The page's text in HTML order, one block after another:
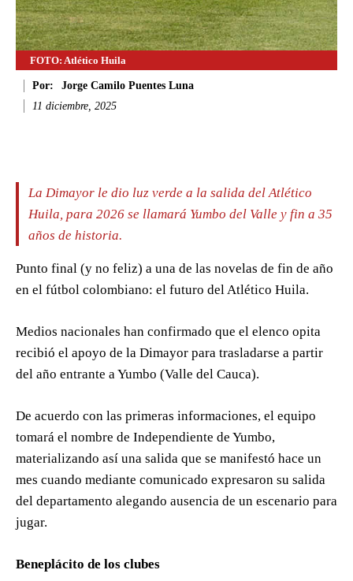
FOTO: Atlético Huila
Por:
Jorge Camilo Puentes Luna
11 diciembre, 2025
La Dimayor le dio luz verde a la salida del Atlético
Huila, para 2026 se llamará Yumbo del Valle y fin a 35
años de historia.
Punto final (y no feliz) a una de las novelas de fin de año
en el fútbol colombiano: el futuro del Atlético Huila.
Medios nacionales han confirmado que el elenco opita
recibió el apoyo de la Dimayor para trasladarse a partir
del año entrante a Yumbo (Valle del Cauca).
De acuerdo con las primeras informaciones, el equipo
tomará el nombre de Independiente de Yumbo,
materializando así una salida que se manifestó hace un
mes cuando mediante comunicado expresaron su salida
del departamento alegando ausencia de un escenario para
jugar.
Beneplácito de los clubes